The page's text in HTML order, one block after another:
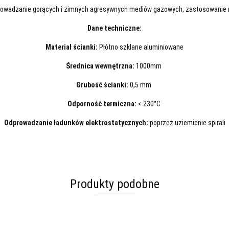
gorących i zimnych agresywnych mediów gazowych, zastosowanie
Dane techniczne:
Materiał ścianki: Płótno szklane aluminiowane
Średnica wewnętrzna: 1000mm
Grubość ścianki: 0,5 mm
Odporność termiczna: < 230°C
Odprowadzanie ładunków elektrostatycznych: poprzez uziemienie spirali
Produkty podobne